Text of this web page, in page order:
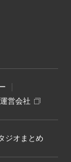
運営会社
ジオまとめ